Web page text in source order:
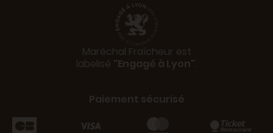
Maréchal Fraîcheur est
labelisé "Engagé à Lyon".
Paiement sécurisé